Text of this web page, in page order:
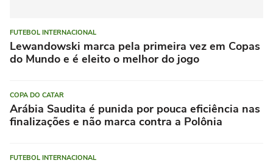
FUTEBOL INTERNACIONAL
Lewandowski marca pela primeira vez em Copas
do Mundo e é eleito o melhor do jogo
COPA DO CATAR
Arábia Saudita é punida por pouca eficiência nas
finalizações e não marca contra a Polônia
FUTEBOL INTERNACIONAL